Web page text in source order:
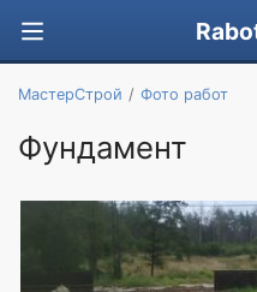
МастерСтрой Фото работ
Фундамент